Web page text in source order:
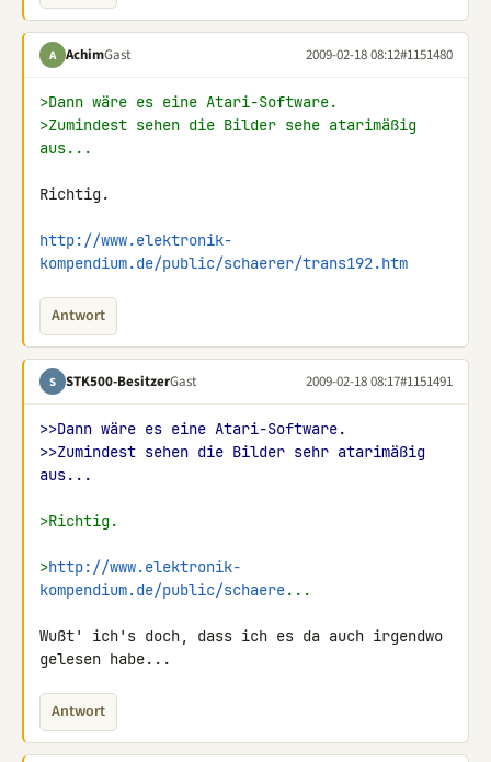
A AchimGast 2009-02-18 08:12#1151480
>Dann wäre es eine Atari-Software.
>Zumindest sehen die Bilder sehe atarimäßig
aus...
Richtig.
http://www.elektronik-
kompendium.de/public/schaerer/trans192.htm
Antwort
S STK500-BesitzerGast 2009-02-18 08:17#1151491
>>Dann wäre es eine Atari-Software.
>>Zumindest sehen die Bilder sehr atarimäßig
aus...
>Richtig.
>http://www.elektronik-
kompendium.de/public/schaere...
Wußt' ich's doch, dass ich es da auch irgendwo
gelesen habe...
Antwort